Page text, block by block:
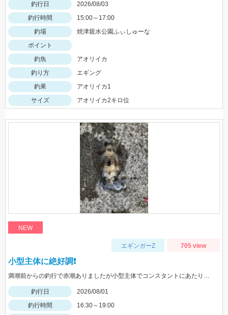
釣行日
2026/08/03
釣行時間
15:00～17:00
釣場
焼津親水公園ふぃしゅーな
ポイント
釣魚
アオリイカ
釣り方
エギング
釣果
アオリイカ1
サイズ
アオリイカ2キロ位
NEW
エギンガーZ 705 view
小型主体に絶好調❗️
満潮前からの釣行で赤潮ありましたが小型主体でコンスタントにあたりがありました
釣行日
2026/08/01
釣行時間
16:30～19:00